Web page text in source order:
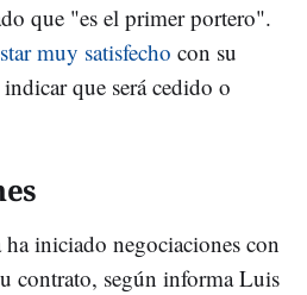
que "es el primer portero".
muy satisfecho con su
que será cedido o
iniciado negociaciones con
contrato, según informa Luis